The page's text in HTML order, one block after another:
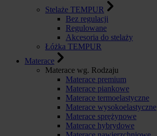
Stelaże TEMPUR
Bez regulacji
Regulowane
Akcesoria do stelaży
Łóżka TEMPUR
Materace
Materace wg. Rodzaju
Materace premium
Materace piankowe
Materace termoelastyczne
Materace wysokoelastyczne
Materace sprężynowe
Materace hybrydowe